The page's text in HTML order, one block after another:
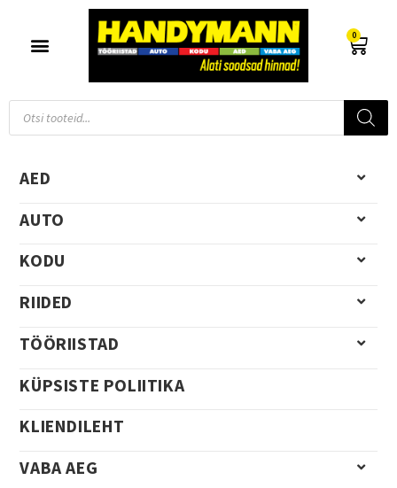
0
AED
AUTO
KODU
RIIDED
TÖÖRIISTAD
KÜPSISTE POLIITIKA
KLIENDILEHT
VABA AEG